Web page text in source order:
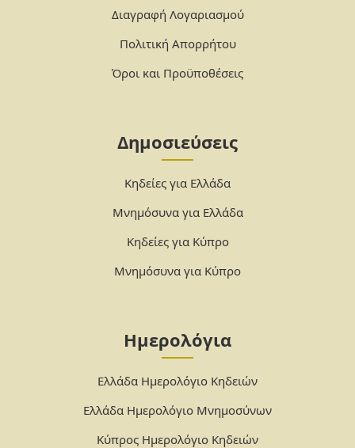
Διαγραφή Λογαριασμού
Πολιτική Απορρήτου
Όροι και Προϋποθέσεις
Δημοσιεύσεις
Κηδείες για Ελλάδα
Μνημόσυνα για Ελλάδα
Κηδείες για Κύπρο
Μνημόσυνα για Κύπρο
Ημερολόγια
Ελλάδα Ημερολόγιο Κηδειών
Ελλάδα Ημερολόγιο Μνημοσύνων
Κύπρος Ημερολόγιο Κηδειών